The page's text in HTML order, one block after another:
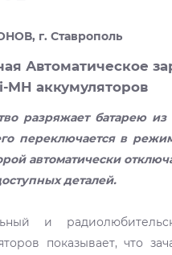
г. Ставрополь
Автоматическое
MH аккумуляторов
разряжает батарею
переключается в
автоматически
деталей.
и
показывает, что